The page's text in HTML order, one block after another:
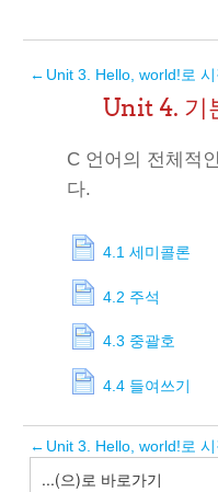
← Unit 3. Hello, world!로 시
Unit 4. 기
C 언어의 전체적
다.
4.1 세미콜론
4.2 주석
4.3 중괄호
4.4 들여쓰기
← Unit 3. Hello, world!로 시